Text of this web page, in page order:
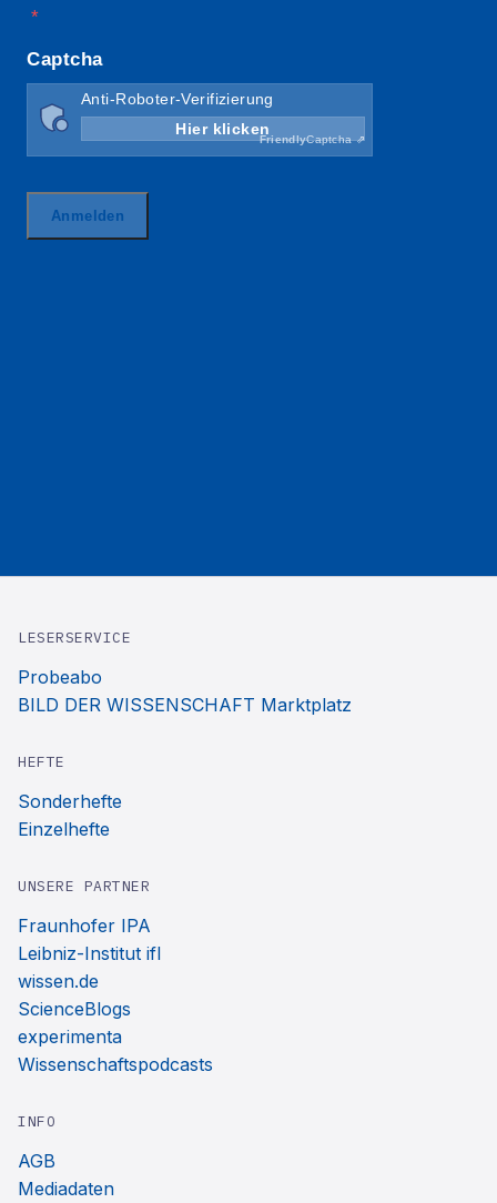
LESERSERVICE
Probeabo
BILD DER WISSENSCHAFT Marktplatz
HEFTE
Sonderhefte
Einzelhefte
UNSERE PARTNER
Fraunhofer IPA
Leibniz-Institut ifl
wissen.de
ScienceBlogs
experimenta
Wissenschaftspodcasts
INFO
AGB
Mediadaten